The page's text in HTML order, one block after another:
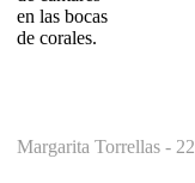
en las bocas
de corales.
Margarita Torrellas -